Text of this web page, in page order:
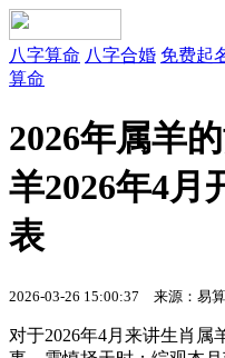
八字算命 八字合婚 免费起
算命
2026年属羊
羊2026年4月
表
2026-03-26 15:00:37 来源：易
对于2026年4月来讲生肖属